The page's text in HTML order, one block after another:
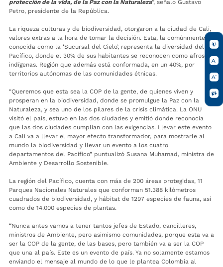
protección de la vida, de la Paz con la Naturaleza”, señaló Gustavo
Petro, presidente de la República.
La riqueza culturas y de biodiversidad, otorgaron a la ciudad de Cali,
valores extras a la hora de tomar la decisión. Esta, la comúnmente
conocida como la ‘Sucursal del Cielo’, representa la diversidad del
Pacífico, donde el 30% de sus habitantes se reconocen como afros o
indígenas. Región que además está conformada, en un 40%, por
territorios autónomas de las comunidades étnicas.
“Queremos que esta sea la COP de la gente, de quienes viven y
prosperan en la biodiversidad, donde se promulgue la Paz con la
Naturaleza, y sea uno de los pilares de la crisis climática. La ONU
visitó el país, estuvo en las dos ciudades y emitió donde reconocía
que las dos ciudades cumplían con las exigencias. Llevar este evento
a Cali va a llevar el mayor efecto transformador, para mostrarle al
mundo la biodiversidad y llevar un evento a los cuatro
departamentos del Pacífico” puntualizó Susana Muhamad, ministra de
Ambiente y Desarrollo Sostenible.
La región del Pacífico, cuenta con más de 200 áreas protegidas, 11
Parques Nacionales Naturales que conforman 51.388 kilómetros
cuadrados de biodiversidad, y hábitat de 1297 especies de fauna, así
como de 14.000 especies de plantas.
“Nunca antes vamos a tener tantos jefes de Estado, cancilleres,
ministros de Ambiente, pero asimismo comunidades, porque esta va a
ser la COP de la gente, de las bases, pero también va a ser la COP
que una al país. Este es un evento de país. Ya no solamente estamos
enviando el mensaje al mundo de lo que le plantea Colombia al